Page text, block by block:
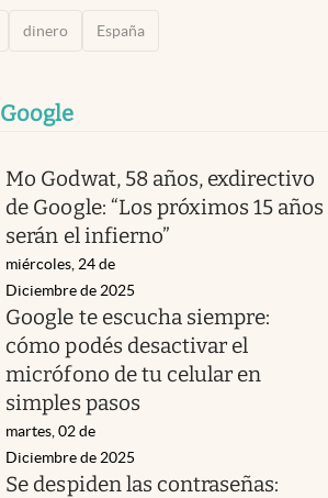
dinero España
Google
Mo Godwat, 58 años, exdirectivo
de Google: “Los próximos 15 años
serán el infierno”
miércoles, 24 de
Diciembre de 2025
Google te escucha siempre:
cómo podés desactivar el
micrófono de tu celular en
simples pasos
martes, 02 de
Diciembre de 2025
Se despiden las contraseñas: